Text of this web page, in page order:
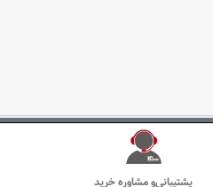
پشتیبانی‌و مشاوره خرید